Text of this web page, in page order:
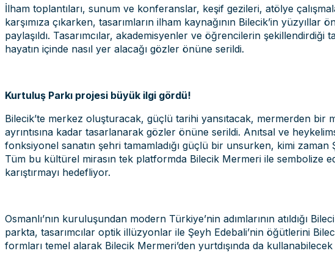
İlham toplantıları, sunum ve konferanslar, keşif gezileri, atölye
karşımıza çıkarken, tasarımların ilham kaynağının Bilecik’in
paylaşıldı. Tasarımcılar, akademisyenler ve öğrencilerin
hayatın içinde nasıl yer alacağı gözler önüne serildi.
Kurtuluş Parkı projesi büyük ilgi gördü!
Bilecik’te merkez oluşturacak, güçlü tarihi yansıtacak, mermerden
ayrıntısına kadar tasarlanarak gözler önüne serildi. Anıtsal ve
fonksiyonel sanatın şehri tamamladığı güçlü bir unsurken, kimi zaman
Tüm bu kültürel mirasın tek platformda Bilecik Mermeri ile sembolize
karıştırmayı hedefliyor.
Osmanlı’nın kuruluşundan modern Türkiye’nin adımlarının atıldığı
parkta, tasarımcılar optik illüzyonlar ile Şeyh Edebali’nin öğütlerini
formları temel alarak Bilecik Mermeri’den yurtdışında da